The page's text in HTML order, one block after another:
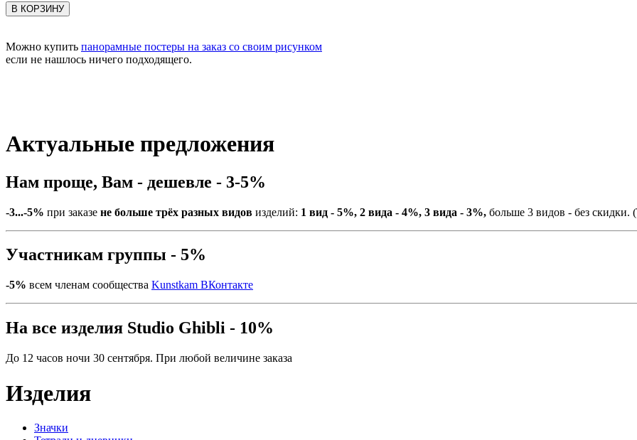
В КОРЗИНУ
Можно купить панорамные постеры на заказ со своим рисунком
если не нашлось ничего подходящего.
Актуальные предложения
Нам проще, Вам - дешевле - 3-5%
-3...-5% при заказе не больше трёх разных видов изделий: 1 вид - 5%, 2 вида - 4%, 3 вида - 3%, больше 3 видов - без скидки.
Участникам группы - 5%
-5% всем членам сообщества Kunstkam ВКонтакте
На все изделия Studio Ghibli - 10%
До 12 часов ночи 30 сентября. При любой величине заказа
Изделия
Значки